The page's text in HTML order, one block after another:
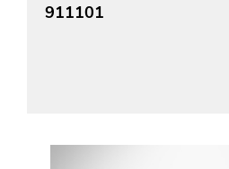
911101